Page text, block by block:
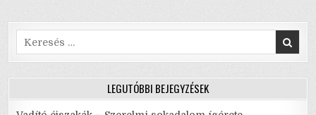
k
A
DOBOZBÓL
Search
for:
LEGUTÓBBI BEJEGYZÉSEK